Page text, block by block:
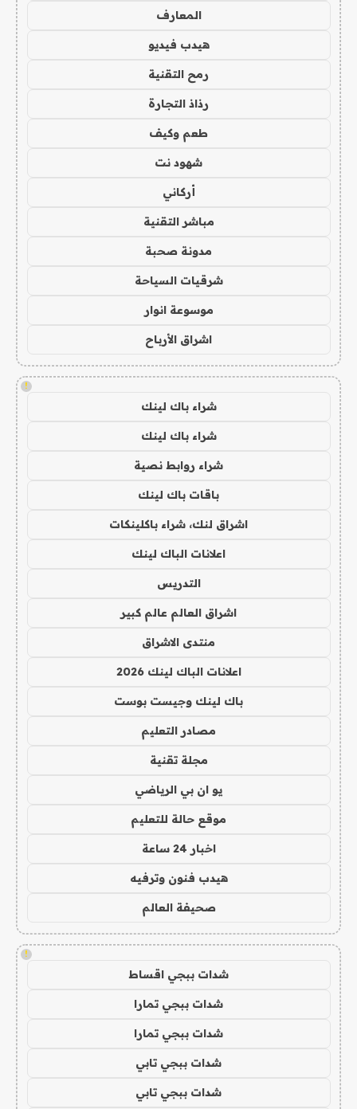
المعارف
هيدب فيديو
رمح التقنية
رذاذ التجارة
طعم وكيف
شهود نت
أركاني
مباشر التقنية
مدونة صحبة
شرقيات السياحة
موسوعة انوار
اشراق الأرباح
!
شراء باك لينك
شراء باك لينك
شراء روابط نصية
باقات باك لينك
اشراق لنك، شراء باكلينكات
اعلانات الباك لينك
التدريس
اشراق العالم عالم كبير
منتدى الاشراق
اعلانات الباك لينك 2026
باك لينك وجيست بوست
مصادر التعليم
مجلة تقنية
يو ان بي الرياضي
موقع حالة للتعليم
اخبار 24 ساعة
هيدب فنون وترفيه
صحيفة العالم
!
شدات ببجي اقساط
شدات ببجي تمارا
شدات ببجي تمارا
شدات ببجي تابي
شدات ببجي تابي